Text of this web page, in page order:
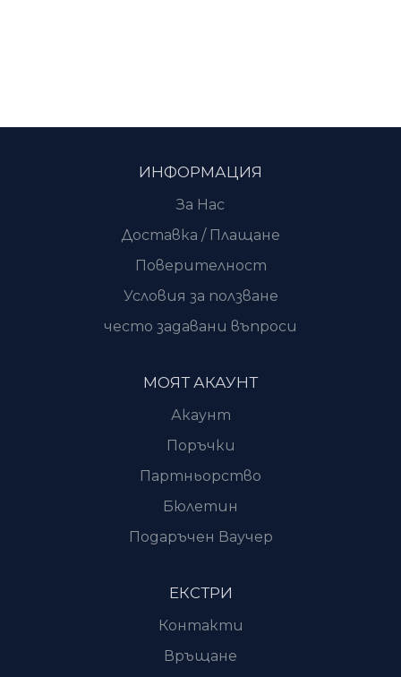
ИНФОРМАЦИЯ
За Нас
Доставка / Плащане
Поверителност
Условия за ползване
често задавани въпроси
МОЯТ АКАУНТ
Акаунт
Поръчки
Партньорство
Бюлетин
Подаръчен Ваучер
ЕКСТРИ
Контакти
Връщане